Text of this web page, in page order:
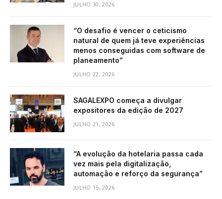
JULHO 30, 2026
“O desafio é vencer o ceticismo
natural de quem já teve experiências
menos conseguidas com software de
planeamento”
JULHO 22, 2026
SAGALEXPO começa a divulgar
expositores da edição de 2027
JULHO 21, 2026
“A evolução da hotelaria passa cada
vez mais pela digitalização,
automação e reforço da segurança”
JULHO 15, 2026